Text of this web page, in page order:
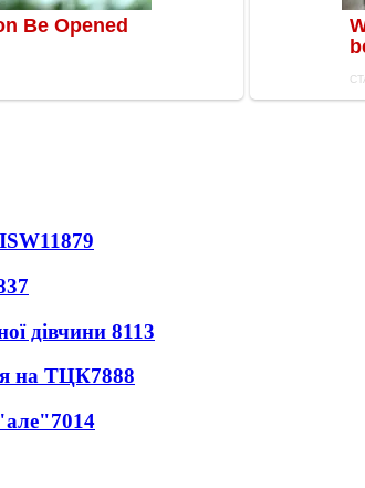
11879
дівчини 8113
на ТЦК7888
7014